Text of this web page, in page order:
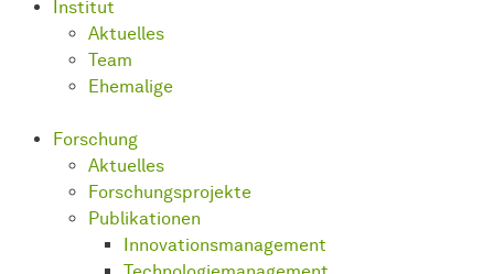
Institut
Aktuelles
Team
Ehemalige
Forschung
Aktuelles
Forschungsprojekte
Publikationen
Innovationsmanagement